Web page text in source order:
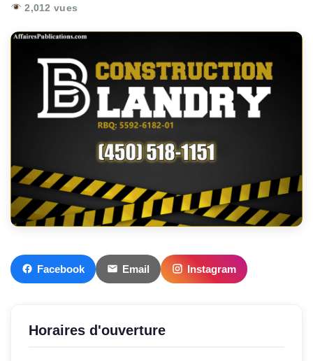
2,012 vues
Facebook Email Instagram
Horaires d'ouverture